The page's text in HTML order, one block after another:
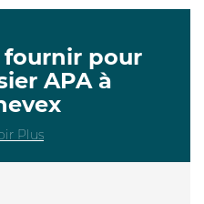
fournir pour
APA à
Plus